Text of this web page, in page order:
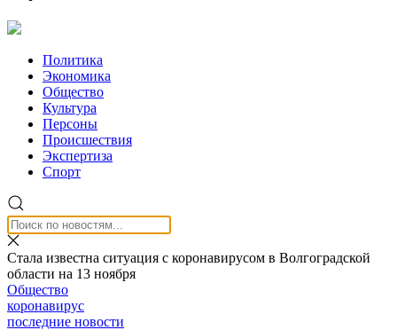
Политика
Экономика
Общество
Культура
Персоны
Происшествия
Экспертиза
Спорт
Стала известна ситуация с коронавирусом в Волгоградской
области на 13 ноября
Общество
коронавирус
последние новости